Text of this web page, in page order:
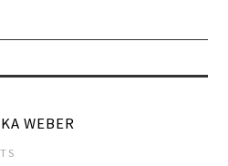
WEBER